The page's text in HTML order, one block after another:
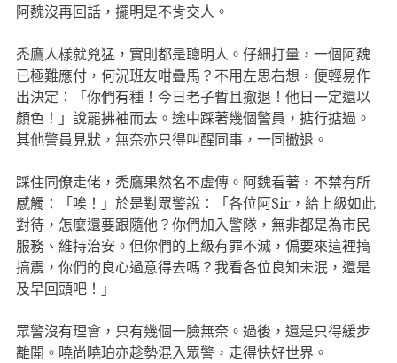
阿魏沒再回話，擺明是不肯交人。
禿鷹人樣就兇猛，實則都是聰明人。仔細打量，一個阿魏
已極難應付，何況班友咁疊馬？不用左思右想，便輕易作
出決定：「你們有種！今日老子暫且撤退！他日一定還以
顏色！」說罷拂袖而去。途中踩著幾個警員，掂行掂過。
其他警員見狀，無奈亦只得叫醒同事，一同撤退。
踩住同僚走佬，禿鷹果然名不虛傳。阿魏看著，不禁有所
感觸：「唉！」於是對眾警說︰「各位阿Sir，給上級如此
對待，怎麼還要跟隨他？你們加入警隊，無非都是為市民
服務、維持治安。但你們的上級有罪不滅，偏要來這裡搞
搞震，你們的良心過意得去嗎？我看各位良知未泯，還是
及早回頭吧！」
眾警沒有理會，只有幾個一臉無奈。過後，還是只得緩步
離開。曉尚曉珀亦趁勢混入眾警，走得快好世界。